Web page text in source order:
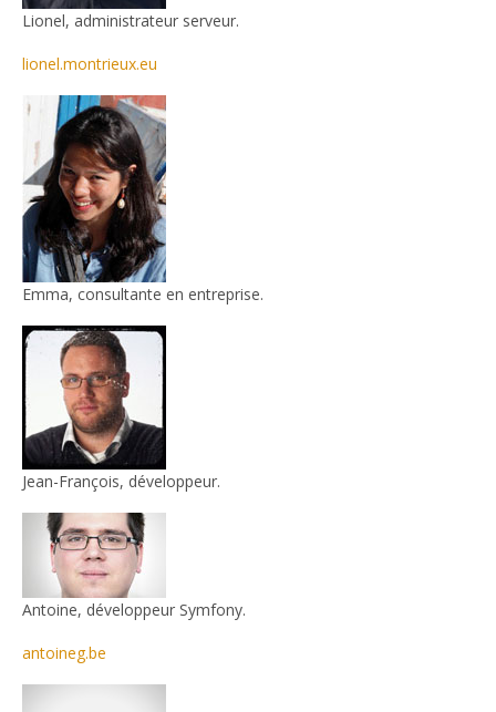
Lionel, administrateur serveur.
lionel.montrieux.eu
Emma, consultante en entreprise.
Jean-François, développeur.
Antoine, développeur Symfony.
antoineg.be